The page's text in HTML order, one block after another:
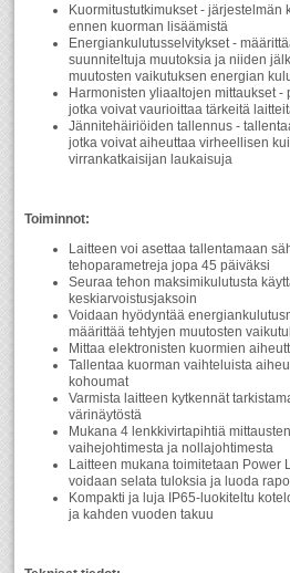
Kuormitustutkimukset - järjestelmän
ennen kuorman lisäämistä
Energiankulutusselvitykset -
suunniteltuja muutoksia ja niiden
muutosten vaikutuksen energian
Harmonisten yliaaltojen mittaukset -
jotka voivat vaurioittaa tärkeitä
Jännitehäiriöiden tallennus -
jotka voivat aiheuttaa virheellisen
virrankatkaisijan laukaisuja
Toiminnot:
Laitteen voi asettaa tallentamaan
tehoparametreja jopa 45 päiväksi
Seuraa tehon maksimikulutusta
keskiarvoistusjaksoin
Voidaan hyödyntää
määrittää tehtyjen muutosten
Mittaa elektronisten kuormien
Tallentaa kuorman vaihteluista
kohoumat
Varmista laitteen kytkennät
värinäytöstä
Mukana 4 lenkkivirtapihtiä
vaihejohtimesta ja nollajohtimesta
Laitteen mukana toimitetaan Power
voidaan selata tuloksia ja luoda
Kompakti ja luja IP65-luokiteltu
ja kahden vuoden takuu